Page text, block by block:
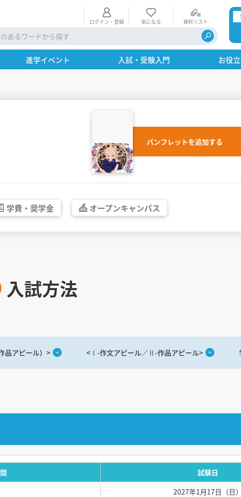
ログイン・登録 気になる 資料リスト
進学イベント 入試・受験入門 お役
パンフレットを追加する
学費・ 奨学金 オープンキャンパス
入試方法
品アピール）> <Ⅰ-作文アピール／Ⅱ-作品アピール>
試験日
2027年1月17日（日）